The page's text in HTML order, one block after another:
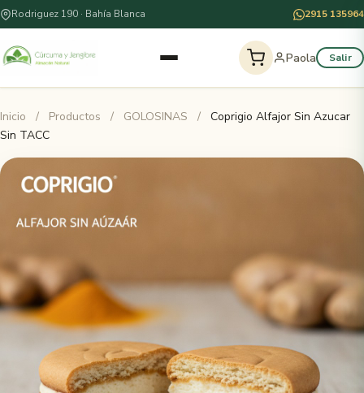
Rodriguez 190 · Bahía Blanca 2915 135964
Paola Salir
Inicio / Productos / GOLOSINAS /
Coprigio Alfajor Sin Azucar
Sin TACC